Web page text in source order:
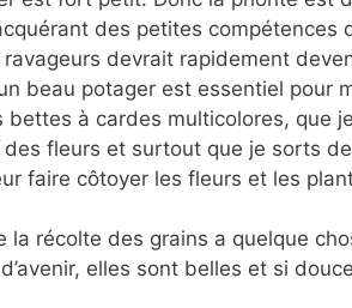
des petites compétences
devrait rapidement
beau potager est essentiel pour
bettes à cardes multicolores, que
fleurs et surtout que je sorts
faire côtoyer les fleurs et les
la récolte des grains a quelque
elles sont belles et si